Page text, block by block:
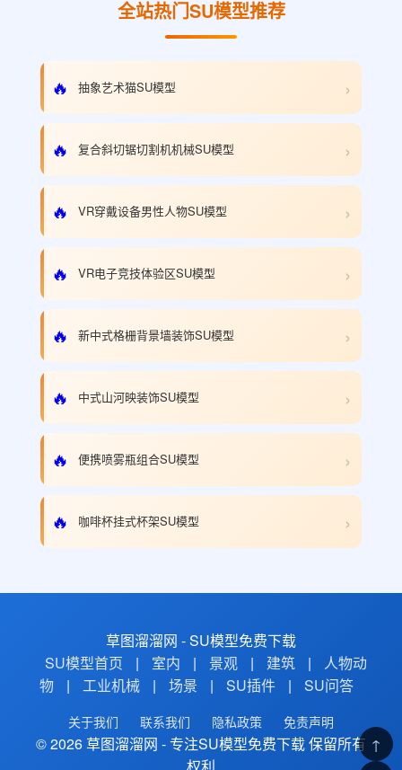
全站热门SU模型推荐
🔥 抽象艺术猫SU模型 ›
🔥 复合斜切锯切割机机械SU模型 ›
🔥 VR穿戴设备男性人物SU模型 ›
🔥 VR电子竞技体验区SU模型 ›
🔥 新中式格栅背景墙装饰SU模型 ›
🔥 中式山河映装饰SU模型 ›
🔥 便携喷雾瓶组合SU模型 ›
🔥 咖啡杯挂式杯架SU模型 ›
草图溜溜网 - SU模型免费下载
SU模型首页
| 室内 | 景观 | 建筑 |
人物动
物
| 工业机械 | 场景 | SU插件 | SU问答
关于我们 联系我们 隐私政策 免责声明
© 2026 草图溜溜网 - 专注SU模型免费下载 保留所有
权利
↑